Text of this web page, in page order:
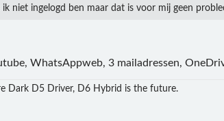
ik niet ingelogd ben maar dat is voor mij geen
WhatsAppweb, 3 mailadressen,
Dark D5 Driver, D6 Hybrid is the future.